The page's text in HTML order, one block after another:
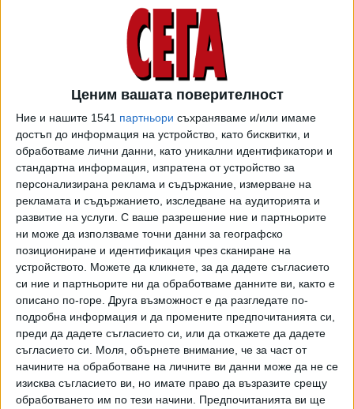
Ценим вашата поверителност
Ние и нашите 1541 партньори съхраняваме и/или имаме
достъп до информация на устройство, като бисквитки, и
обработваме лични данни, като уникални идентификатори и
стандартна информация, изпратена от устройство за
персонализирана реклама и съдържание, измерване на
рекламата и съдържанието, изследване на аудиторията и
развитие на услуги. С ваше разрешение ние и партньорите
ни може да използваме точни данни за географско
позициониране и идентификация чрез сканиране на
устройството. Можете да кликнете, за да дадете съгласието
си ние и партньорите ни да обработваме данните ви, както е
описано по-горе. Друга възможност е да разгледате по-
подробна информация и да промените предпочитанията си,
преди да дадете съгласието си, или да откажете да дадете
съгласието си. Моля, обърнете внимание, че за част от
начините на обработване на личните ви данни може да не се
изисква съгласието ви, но имате право да възразите срещу
обработването им по тези начини. Предпочитанията ви ще
Здравето на българските деца трябва да бъде върховен
приоритет за всички, категоричен беше премиерът
Главчев. Той изтъкна, че подготовката за изграждане на
Националната детска болница продължава да се
изпълнява в съкратени срокове и всички дейности
вървят успоредно. Теренът е готов за строителство
предсрочно, какъвто ангажимент пое служебното
правителство. Съобразно приетата структура в
болницата се предвижда да има 440 легла, разпределени
в 26 клиники и отделения, включително детска
психиатрия, генетична лаборатория, нуклеарна медицина
и физиотерапия и рехабилитация. Целта е да се осигури
комплексната грижа за децата и отлични условия за
работа и развитие на медицинските специалисти, посочи
Главчев. През лятото бе съобщено, че няма да има
например психиатрия, но очевидно плановете се
променят.
Здравният министър акцентира върху усилията, които се
полагат за преодоляване на проблема с недостига на